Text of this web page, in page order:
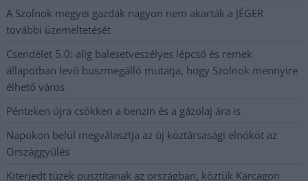
A Szolnok megyei gazdák nagyon nem akarták a JÉGER
további üzemeltetését
Csendélet 5.0: alig balesetveszélyes lépcső és remek
állapotban levő buszmegálló mutatja, hogy Szolnok mennyire
élhető város
Pénteken újra csökken a benzin és a gázolaj ára is
Napokon belül megválasztja az új köztársasági elnököt az
Országgyűlés
Kiterjedt tüzek pusztítanak az országban, köztük Karcagon